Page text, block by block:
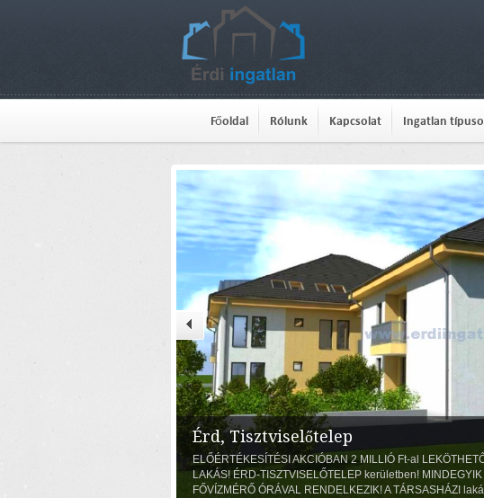
Főoldal Rólunk Kapcsolat Ingatlan
Érd, Városközpont
10 % FOGLALÓVAL LEKÖTHETŐ ÚJ ÉPÍTÉSŰ,
LAKÁSOK! ÉRD-VÁROSKÖZPONTJÁBAN! A TÁRSASHÁZI
13,1 m2 erkély, 2 szoba (11,8; 10,9 m2) + nappali-konyha-